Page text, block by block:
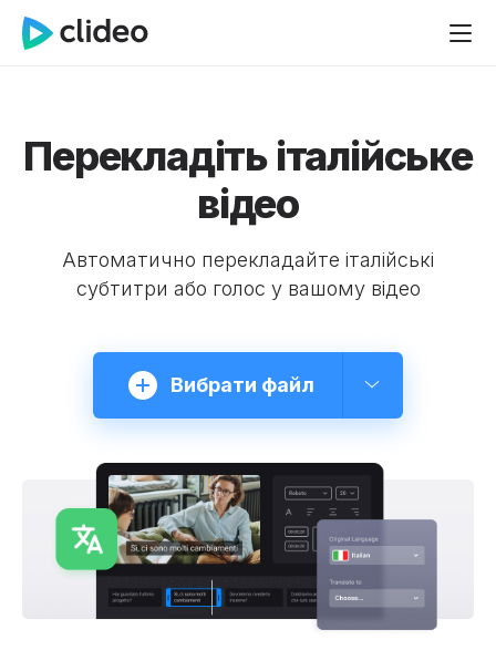
Перекладіть італійське
відео
Автоматично перекладайте італійські
субтитри або голос у вашому відео
Вибрати файл